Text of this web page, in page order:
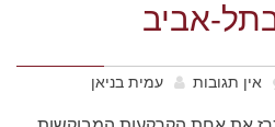
אביב
אין תגובות עמית בניאן